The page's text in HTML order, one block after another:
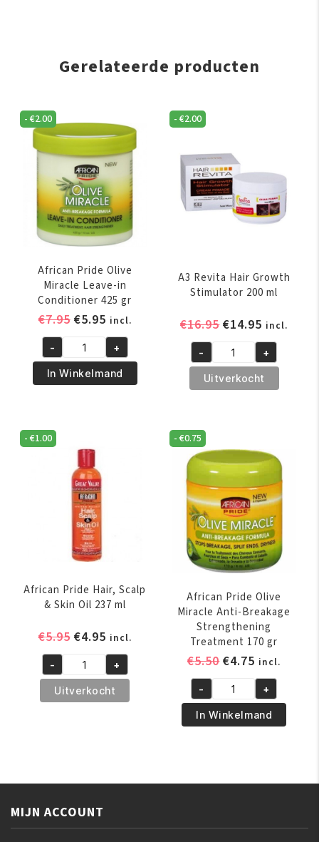
Gerelateerde producten
-€2.00
African Pride Olive
Miracle Leave-in
Conditioner 425 gr
€7.95 Oorspronkelijke
was:
€7.95.
€5.95Huidige
prijs
is:
€5.95.
incl.
African
Pride
Olive
in
Conditioner
aantal
- +
In Winkelmand
-€2.00
A3 Revita Hair Growth
Stimulator 200 ml
€16.95
was:
€16.95.
€14.95 Huidige
prijs
is:
€14.95.
incl.
A3
Revita
Hair
Stimulator
200
ml
aantal
- +
Uitverkocht
-€1.00
African Pride Hair, Scalp
& Skin Oil 237 ml
€5.95 Oorspronkelijke
was:
€5.95.
€4.95Huidige
prijs
is:
€4.95.
incl.
African
Pride
Hair,
ml
aantal
- +
Uitverkocht
-€0.75
African Pride Olive
Miracle Anti-Breakage
Strengthening
Treatment 170 gr
€5.50
was:
€5.50.
€4.75 Huidige
prijs
is:
€4.75.
incl.
African
Pride
Olive
Breakage
170
- +
In Winkelmand
MIJN ACCOUNT